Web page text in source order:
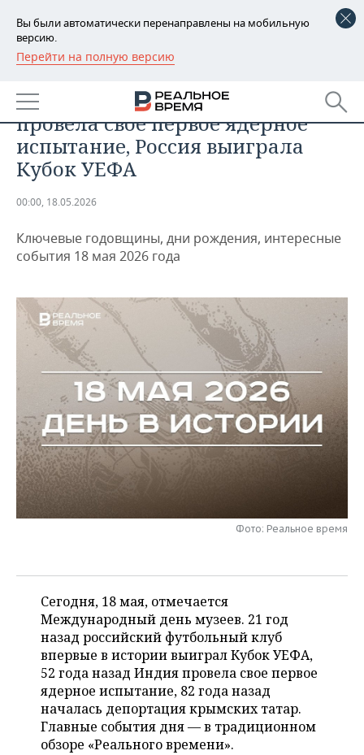
Вы были автоматически перенаправлены на мобильную
версию.
Перейти на полную версию
РЕГИОНЫ
БАШКОРТОСТАН
ТАТАРСТАН
УДМУРТИЯ
НОВОСТИ
АНАЛИТИКА
НОВОСТИ АНАЛИТИКИ
ДЕКЛАРАЦИИ О ДОХОДАХ
КОРОЛИ ГОСЗАКАЗА ПФО
КОМУ ПРИНАДЛЕЖАТ
ТОРГОВЫЕ ЦЕНТРЫ
ТАТАРСТАНА
ЭКОНОМИКА
НОВОСТИ ЭКОНОМИКИ
ФИНАНСЫ
БЮДЖЕТ
ИНВЕСТИЦИИ
ПРОМЫШЛЕННОСТЬ
НОВОСТИ
ПРОМЫШЛЕННОСТИ
АГРОПРОМ
МАШИНОСТРОЕНИЕ
НЕФТЕХИМИЯ
НЕФТЬ
ОПК
ЭНЕРГЕТИКА
НЕДВИЖИМОСТЬ
НОВОСТИ АВТО
БИЗНЕС
НОВОСТИ БИЗНЕСА
РОЗНИЧНАЯ ТОРГОВЛЯ
ТРАНСПОРТ
УСЛУГИ
ТЕХНОЛОГИИ
НОВОСТИ ТЕХНОЛОГИЙ
IT
МЕДИА
ТЕЛЕКОММУНИКАЦИИ
МЕРОПРИЯТИЯ
НОВОСТИ МЕРОПРИЯТИЙ
ВЫЕЗДНАЯ РЕДАКЦИЯ
БИЗНЕС-БРАНЧИ
ОТКРЫТАЯ ЛЕКЦИЯ
СПОРТ
НОВОСТИ СПОРТА
ФУТБОЛ
БАСКЕТБОЛ
ВОЛЕЙБОЛ
КИБЕРСПОРТ
ФИГУРНОЕ КАТАНИЕ
ВОДНЫЕ ВИДЫ СПОРТА
ОБЩЕСТВО
НОВОСТИ ОБЩЕСТВА
ИНФРАСТРУКТУРА
ИСТОРИЯ
КУЛЬТУРА
МЕДИЦИНА
ОБРАЗОВАНИЕ
ФОТОГАЛЕРЕЯ
СПИСОК ПЕРСОН
СПИСОК КОМПАНИЙ
ПОЛНАЯ ВЕРСИЯ
День в истории 18 мая: Индия
провела свое первое ядерное
испытание, Россия выиграла
Кубок УЕФА
00:00, 18.05.2026
Ключевые годовщины, дни рождения, интересные
события 18 мая 2026 года
Фото: Реальное время
Сегодня, 18 мая, отмечается
Международный день музеев. 21 год
назад российский футбольный клуб
впервые в истории выиграл Кубок УЕФА,
52 года назад Индия провела свое первое
ядерное испытание, 82 года назад
началась депортация крымских татар.
Главные события дня — в традиционном
обзоре «Реального времени».